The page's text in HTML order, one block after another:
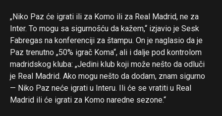
„Niko Paz će igrati ili za Komo ili za Real Madrid, ne za
Inter. To mogu sa sigurnošću da kažem,“ izjavio je Sesk
Fabregas na konferenciji za štampu. On je naglasio da je
Paz trenutno „50% igrač Koma“, ali i dalje pod kontrolom
madridskog kluba: „Jedini klub koji može nešto da odluči
je Real Madrid. Ako mogu nešto da dodam, znam sigurno
— Niko Paz neće igrati u Interu. Ili će se vratiti u Real
Madrid ili će igrati za Komo naredne sezone.“